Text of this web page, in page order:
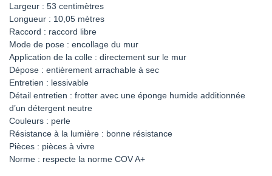
Largeur : 53 centimètres
Longueur : 10,05 mètres
Raccord : raccord libre
Mode de pose : encollage du mur
Application de la colle : directement sur le mur
Dépose : entièrement arrachable à sec
Entretien : lessivable
Détail entretien : frotter avec une éponge humide additionnée
d’un détergent neutre
Couleurs : perle
Résistance à la lumière : bonne résistance
Pièces : pièces à vivre
Norme : respecte la norme COV A+